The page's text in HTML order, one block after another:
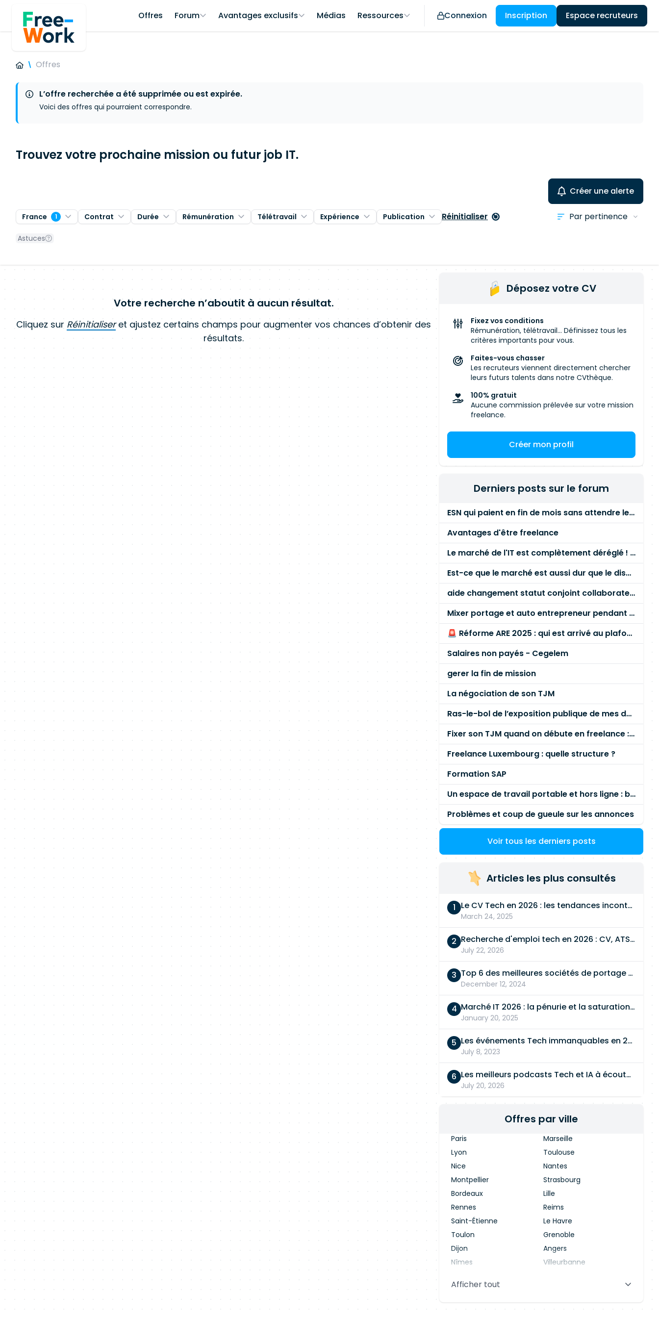
Offres Forum Avantages exclusifs Médias Ressources Connexion Inscription Espace recruteurs
Offres
L’offre recherchée a été supprimée ou est expirée.
Voici des offres qui pourraient correspondre.
Trouvez votre prochaine mission ou futur job IT.
Créer une alerte
France 1 Contrat Durée Rémunération Télétravail Expérience Publication Réinitialiser
Astuces
Votre recherche n’aboutit à aucun résultat.
Cliquez sur Réinitialiseret ajustez certains champs pour augmenter vos chances d’obtenir des
résultats.
Déposez votre CV
Fixez vos conditions
Rémunération, télétravail... Définissez tous les
critères importants pour vous.
Faites-vous chasser
Les recruteurs viennent directement chercher
leurs futurs talents dans notre CVthèque.
100% gratuit
Aucune commission prélevée sur votre mission
freelance.
Créer mon profil
Derniers posts sur le forum
ESN qui paient en fin de mois sans attendre le paiement client ?
Avantages d'être freelance
Le marché de l'IT est complètement déréglé ! STOP à cette mascarade ! Il faut s'unir et résister !
Est-ce que le marché est aussi dur que le disent les commerciaux ?
aide changement statut conjoint collaborateur
Mixer portage et auto entrepreneur pendant des années - quel risque ?
🚨 Réforme ARE 2025 : qui est arrivé au plafond des 60 % en gardant son entreprise ?
Salaires non payés - Cegelem
gerer la fin de mission
La négociation de son TJM
Ras-le-bol de l’exposition publique de mes données personnelles liées à mon entreprise
Fixer son TJM quand on débute en freelance : la méthode mathématique (et pas au feeling) 🛑
Freelance Luxembourg : quelle structure ?
Formation SAP
Un espace de travail portable et hors ligne : besoin réel ou fausse bonne idée ?
Problèmes et coup de gueule sur les annonces
Voir tous les derniers posts
Articles les plus consultés
Le CV Tech en 2026 : les tendances incontournables
March 24, 2025
Recherche d'emploi tech en 2026 : CV, ATS, entretien… On vous dit tout
July 22, 2026
Top 6 des meilleures sociétés de portage salarial
December 12, 2024
Marché IT 2026 : la pénurie et la saturation, en même temps
January 20, 2025
Les événements Tech immanquables en 2026
July 8, 2023
Les meilleurs podcasts Tech et IA à écouter en 2026
July 20, 2026
Offres par ville
Paris
Marseille
Lyon
Toulouse
Nice
Nantes
Montpellier
Strasbourg
Bordeaux
Lille
Rennes
Reims
Saint-Étienne
Le Havre
Toulon
Grenoble
Dijon
Angers
Nîmes
Villeurbanne
Aix-en-Provence
Afficher tout